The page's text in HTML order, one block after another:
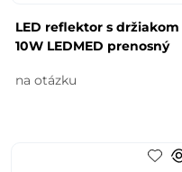
LED reflektor s držiakom
10W LEDMED prenosný
na otázku